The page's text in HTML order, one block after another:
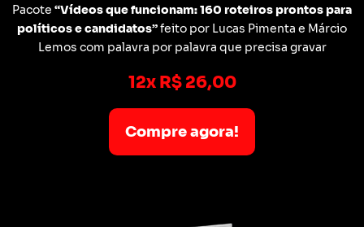
Pacote “Vídeos que funcionam: 160 roteiros prontos para
políticos e candidatos”feito por Lucas Pimenta e Márcio
Lemos com palavra por palavra que precisa gravar
12x R$ 26,00
Compre agora!